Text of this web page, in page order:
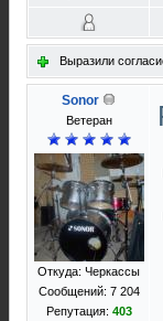
Выразили
Sonor
Ветеран
Откуда: Черкассы
Сообщений: 7 204
Репутация: 403